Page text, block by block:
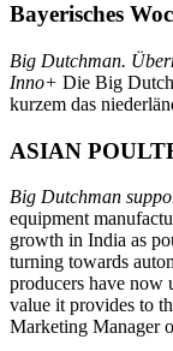
Bayerisches
Big Dutchman.
Inno+ Die Big
kurzem das
ASIAN
Big Dutchman
equipment
growth in India as
turning towards
producers have now
value it provides to
Marketing Manager